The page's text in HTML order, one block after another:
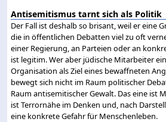
Antisemitismus tarnt sich als Politik
Der Fall ist deshalb so brisant, weil er eine
die in öffentlichen Debatten viel zu oft
einer Regierung, an Parteien oder an
ist legitim. Wer aber jüdische Mitarbeiter
Organisation als Ziel eines bewaffneten
bewegt sich nicht im Raum politischer
Raum antisemitischer Gewalt. Das eine ist
ist Terrornähe im Denken und, nach
eine konkrete Gefahr für Menschenleben.